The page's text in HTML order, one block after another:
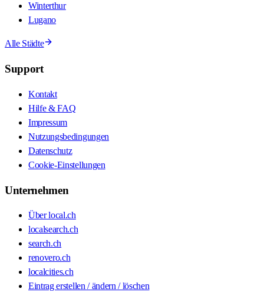
Winterthur
Lugano
Alle Städte
Support
Kontakt
Hilfe & FAQ
Impressum
Nutzungsbedingungen
Datenschutz
Cookie-Einstellungen
Unternehmen
Über local.ch
localsearch.ch
search.ch
renovero.ch
localcities.ch
Eintrag erstellen / ändern / löschen